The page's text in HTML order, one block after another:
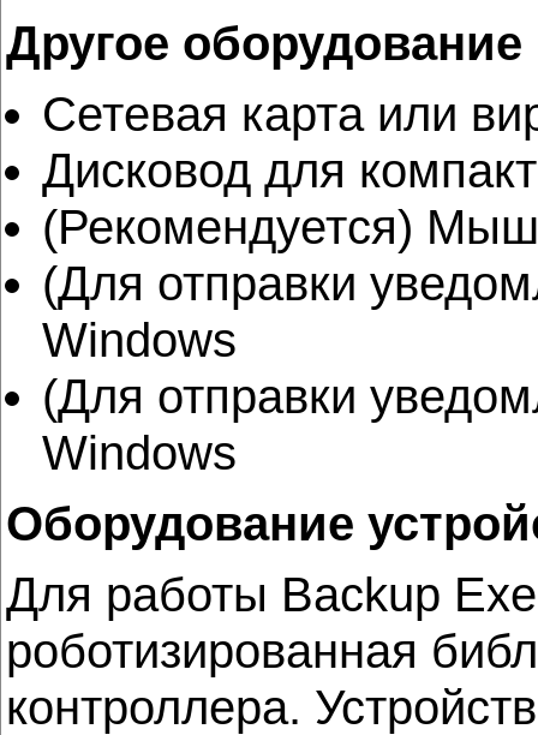
Другое оборудование
Сетевая карта или
Дисковод для
(Рекомендуется)
(Для отправки
Windows
(Для отправки
Windows
Оборудование
Для работы Backup
роботизированная
контроллера.